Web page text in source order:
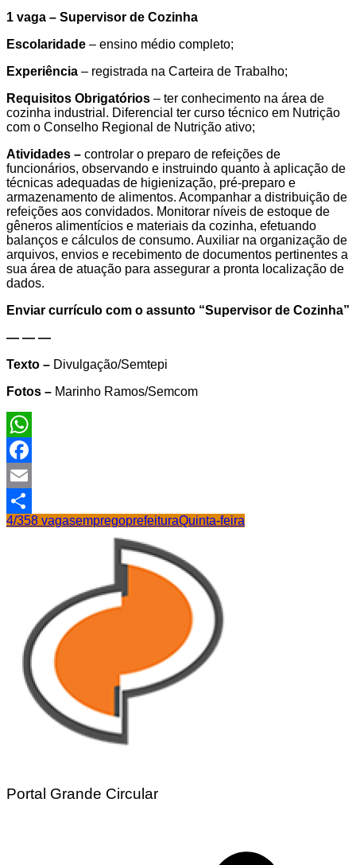
1 vaga – Supervisor de Cozinha
Escolaridade – ensino médio completo;
Experiência – registrada na Carteira de Trabalho;
Requisitos Obrigatórios – ter conhecimento na área de
cozinha industrial. Diferencial ter curso técnico em Nutrição
com o Conselho Regional de Nutrição ativo;
Atividades – controlar o preparo de refeições de
funcionários, observando e instruindo quanto à aplicação de
técnicas adequadas de higienização, pré-preparo e
armazenamento de alimentos. Acompanhar a distribuição de
refeições aos convidados. Monitorar níveis de estoque de
gêneros alimentícios e materiais da cozinha, efetuando
balanços e cálculos de consumo. Auxiliar na organização de
arquivos, envios e recebimento de documentos pertinentes a
sua área de atuação para assegurar a pronta localização de
dados.
Enviar currículo com o assunto “Supervisor de Cozinha”
— — —
Texto – Divulgação/Semtepi
Fotos – Marinho Ramos/Semcom
WhatsApp
Facebook
Email
Share
4/358 vagasempregoprefeituraQuinta-feira
Portal Grande Circular